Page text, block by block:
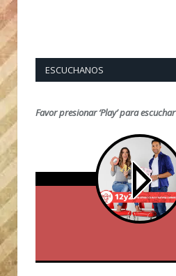
ESCUCHANOS
Favor presionar ‘Play’ para escuchar